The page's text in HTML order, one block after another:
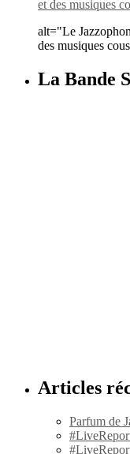
alt="Le
des musiques
La Bande
Articles
Parfum de